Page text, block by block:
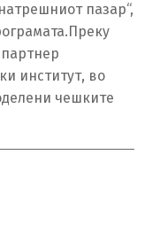
пазар“,
партнер
институт, во
чешките